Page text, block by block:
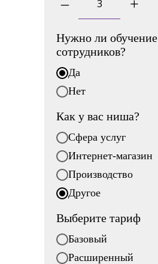
– +
Нужно ли обучение
сотрудников?
Да
Нет
Как у вас ниша?
Сфера услуг
Интернет-магазин
Производство
Другое
Выберите тариф
Базовый
Расширенный